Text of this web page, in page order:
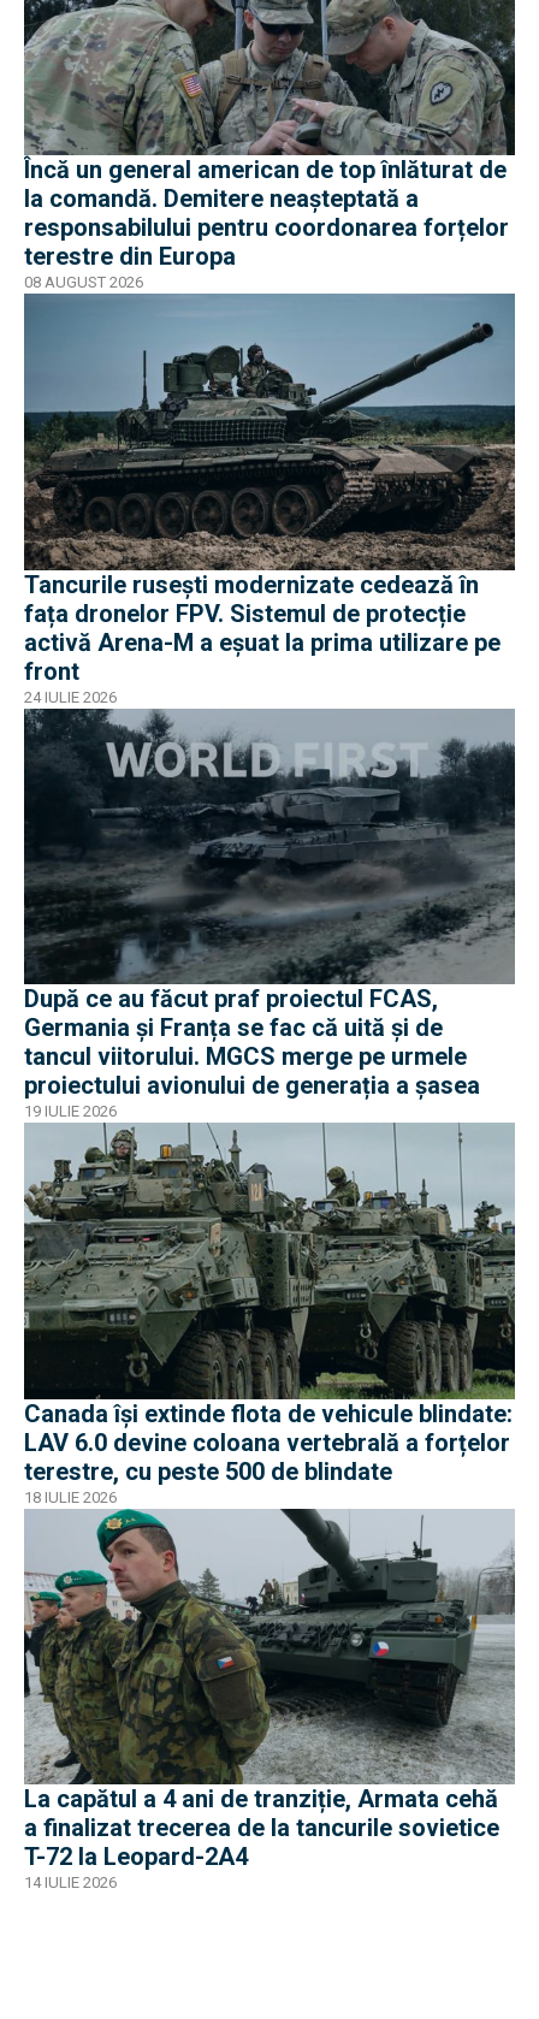
Încă un general american de top înlăturat de
la comandă. Demitere neașteptată a
responsabilului pentru coordonarea forțelor
terestre din Europa
08 AUGUST 2026
Tancurile rusești modernizate cedează în
fața dronelor FPV. Sistemul de protecție
activă Arena-M a eșuat la prima utilizare pe
front
24 IULIE 2026
După ce au făcut praf proiectul FCAS,
Germania și Franța se fac că uită și de
tancul viitorului. MGCS merge pe urmele
proiectului avionului de generația a șasea
19 IULIE 2026
Canada își extinde flota de vehicule blindate:
LAV 6.0 devine coloana vertebrală a forțelor
terestre, cu peste 500 de blindate
18 IULIE 2026
La capătul a 4 ani de tranziție, Armata cehă
a finalizat trecerea de la tancurile sovietice
T-72 la Leopard-2A4
14 IULIE 2026